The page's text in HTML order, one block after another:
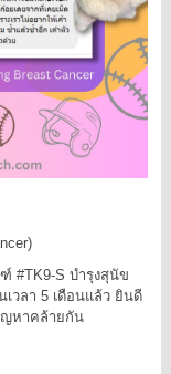
#TK9-S บำรุงสุนัข
เวลา 5 เดือนแล้ว ยินดี
ญหาคล้ายกัน